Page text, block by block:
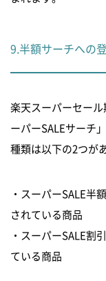
9.半額サーチへの
楽天スーパーセー
ーパーSALEサーチ
種類は以下の2つが
・スーパーSALE半
されている商品
・スーパーSALE割
ている商品